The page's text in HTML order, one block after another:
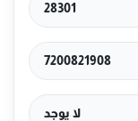
28301
7200821908
لا يوجد